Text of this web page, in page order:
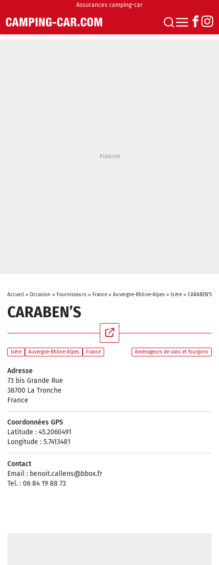
Assurances camping-car
Accueil» Occasion » Fournisseurs» France »Auvergne-Rhône-Alpes » Isère» CARABEN’S
CARABEN’S
Isère Auvergne-Rhône-Alpes France Aménageurs de vans et fourgons
Adresse
73 bis Grande Rue
38700 La Tronche
France
Coordonnées GPS
Latitude : 45.2060491
Longitude : 5.7413481
Contact
Email : benoit.callens@bbox.fr
Tel. : 06 84 19 88 73